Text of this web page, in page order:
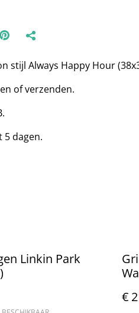
stijl Always Happy Hour
of verzenden.
5 dagen.
Linkin Park
€